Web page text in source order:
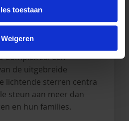
toestaan
Weigeren
kinderen in staat te
stabiele toekomst
Complex zal een
de uitgebreide
lichtende sterren centra
steun aan meer dan
en hun families.